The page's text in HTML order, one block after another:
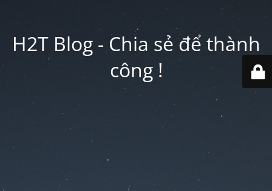
H2T Blog - Chia sẻ để thành
công !